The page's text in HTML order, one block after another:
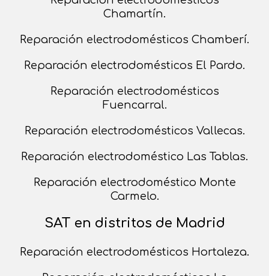
Chamartín.
Reparación electrodomésticos Chamberí.
Reparación electrodomésticos El Pardo.
Reparación electrodomésticos
Fuencarral.
Reparación electrodomésticos Vallecas.
Reparación electrodoméstico Las Tablas.
Reparación electrodoméstico Monte
Carmelo.
SAT en distritos de Madrid
Reparación electrodomésticos Hortaleza.